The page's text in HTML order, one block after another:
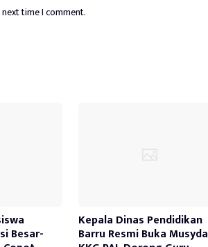
time I comment.
Besar-
Kepala Dinas Pendidikan
Barru Resmi Buka Musyda